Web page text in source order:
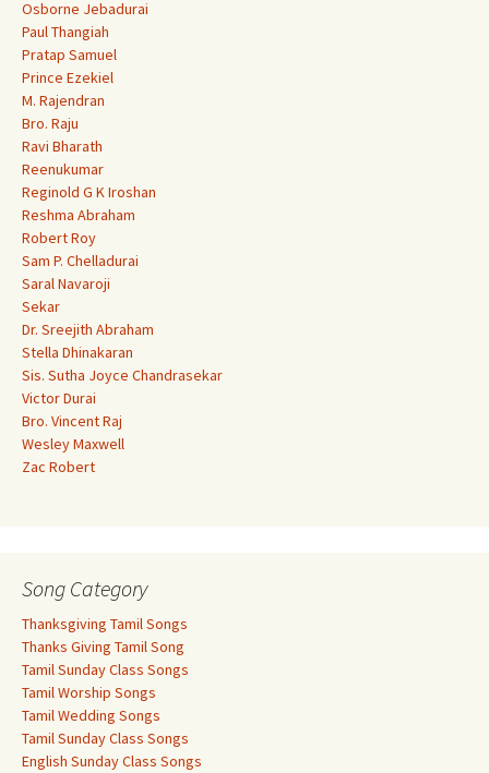
Osborne Jebadurai
Paul Thangiah
Pratap Samuel
Prince Ezekiel
M. Rajendran
Bro. Raju
Ravi Bharath
Reenukumar
Reginold G K Iroshan
Reshma Abraham
Robert Roy
Sam P. Chelladurai
Saral Navaroji
Sekar
Dr. Sreejith Abraham
Stella Dhinakaran
Sis. Sutha Joyce Chandrasekar
Victor Durai
Bro. Vincent Raj
Wesley Maxwell
Zac Robert
Song Category
Thanksgiving Tamil Songs
Thanks Giving Tamil Song
Tamil Sunday Class Songs
Tamil Worship Songs
Tamil Wedding Songs
Tamil Sunday Class Songs
English Sunday Class Songs